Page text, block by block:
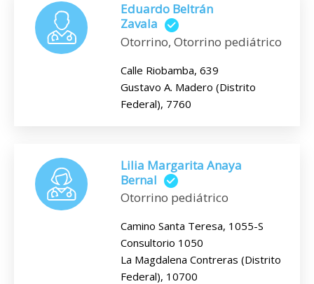
Eduardo Beltrán
Zavala
Otorrino, Otorrino pediátrico
Calle Riobamba, 639
Gustavo A. Madero (Distrito
Federal), 7760
Lilia Margarita Anaya
Bernal
Otorrino pediátrico
Camino Santa Teresa, 1055-S
Consultorio 1050
La Magdalena Contreras (Distrito
Federal), 10700